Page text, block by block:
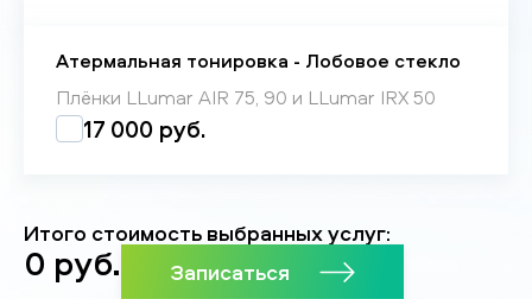
Атермальная тонировка - Лобовое стекло
Плёнки LLumar AIR 75, 90 и LLumar IRX 50
17 000 руб.
Итого стоимость выбранных услуг:
0 руб. Записаться